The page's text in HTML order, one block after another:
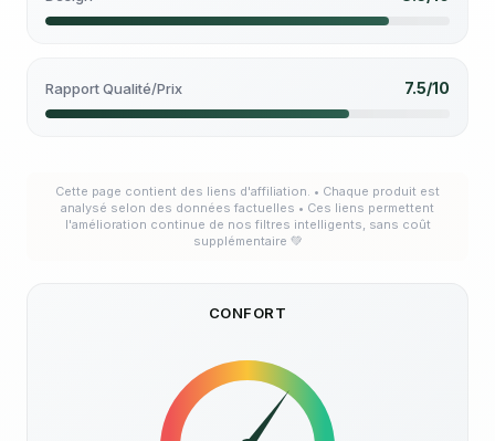
Rapport Qualité/Prix 7.5/10
Cette page contient des liens d'affiliation. • Chaque produit est
analysé selon des données factuelles • Ces liens permettent
l'amélioration continue de nos filtres intelligents, sans coût
supplémentaire 💚
CONFORT